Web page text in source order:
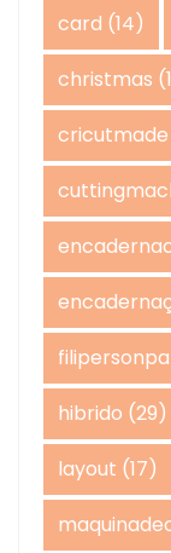
card (14)
christmas
cricutmade
hibrido (29)
layout (17)